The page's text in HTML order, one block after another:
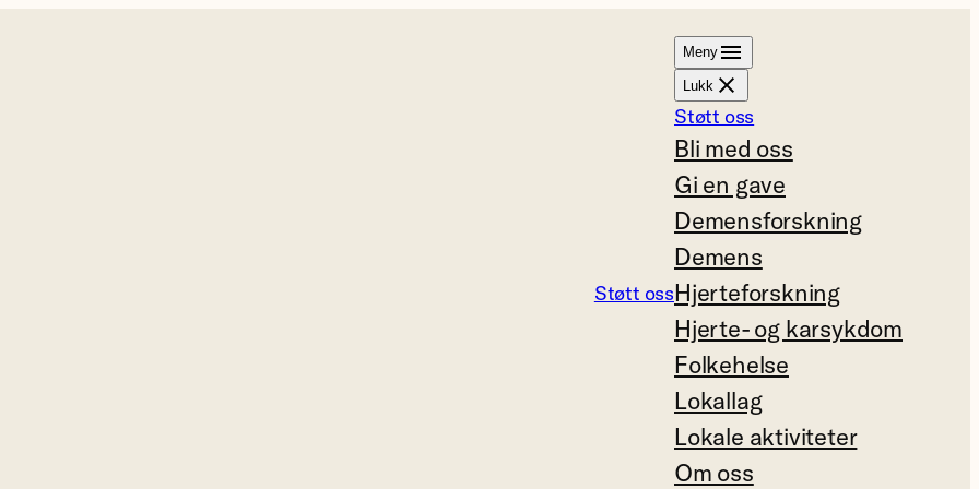
Støtt oss
Meny
Lukk
Støtt oss
Bli med oss
Gi en gave
Demensforskning
Demens
Hjerteforskning
Hjerte- og karsykdom
Folkehelse
Lokallag
Lokale aktiviteter
Om oss